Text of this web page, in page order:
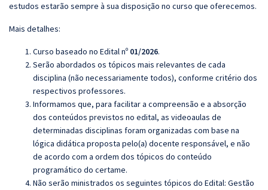
estudos estarão sempre à sua disposição no curso que oferecemos.
Mais detalhes:
Curso baseado no Edital nº 01/2026.
Serão abordados os tópicos mais relevantes de cada
disciplina (não necessariamente todos), conforme critério dos
respectivos professores.
Informamos que, para facilitar a compreensão e a absorção
dos conteúdos previstos no edital, as videoaulas de
determinadas disciplinas foram organizadas com base na
lógica didática proposta pelo(a) docente responsável, e não
de acordo com a ordem dos tópicos do conteúdo
programático do certame.
Não serão ministrados os seguintes tópicos do Edital: Gestão